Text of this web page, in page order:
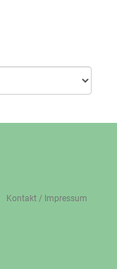
Kontakt / Impressum